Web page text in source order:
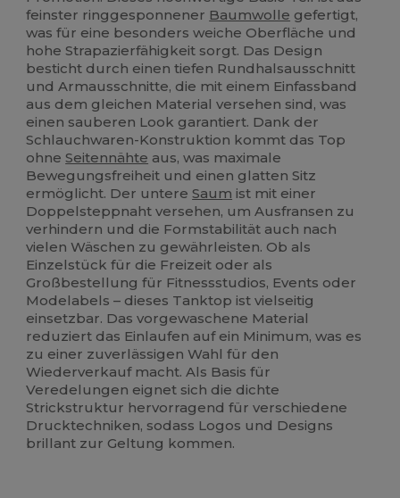
feinster ringgesponnener Baumwolle gefertigt,
was für eine besonders weiche Oberfläche und
hohe Strapazierfähigkeit sorgt. Das Design
besticht durch einen tiefen Rundhalsausschnitt
und Armausschnitte, die mit einem Einfassband
aus dem gleichen Material versehen sind, was
einen sauberen Look garantiert. Dank der
Schlauchwaren-Konstruktion kommt das Top
ohneSeitennähte aus, was maximale
Bewegungsfreiheit und einen glatten Sitz
ermöglicht. Der untereSaum ist mit einer
Doppelsteppnaht versehen, um Ausfransen zu
verhindern und die Formstabilität auch nach
vielen Wäschen zu gewährleisten. Ob als
Einzelstück für die Freizeit oder als
Großbestellung für Fitnessstudios, Events oder
Modelabels – dieses Tanktop ist vielseitig
einsetzbar. Das vorgewaschene Material
reduziert das Einlaufen auf ein Minimum, was es
zu einer zuverlässigen Wahl für den
Wiederverkauf macht. Als Basis für
Veredelungen eignet sich die dichte
Strickstruktur hervorragend für verschiedene
Drucktechniken, sodass Logos und Designs
brillant zur Geltung kommen.